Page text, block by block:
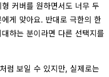
커버를 원하면서도 너무 두
게 맞아요. 반대로 극한의 한
하는 분이라면 다른 선택지를
럼 보일 수 있지만, 실제로는